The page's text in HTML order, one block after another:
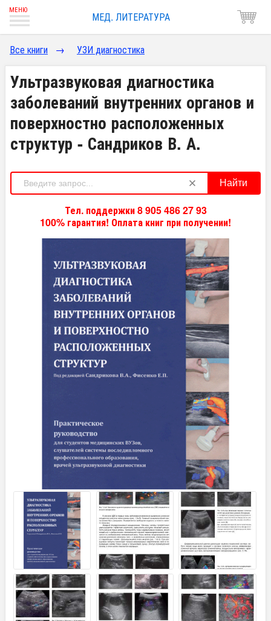
МЕД. ЛИТЕРАТУРА
Все книги → УЗИ диагностика
Ультразвуковая диагностика
заболеваний внутренних органов и
поверхностно расположенных
структур - Сандриков В. А.
Найти
Тел. поддержки 8 905 486 27 93
100% гарантия! Оплата книг при получении!